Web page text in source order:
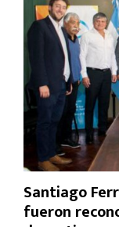
Santiago
fueron